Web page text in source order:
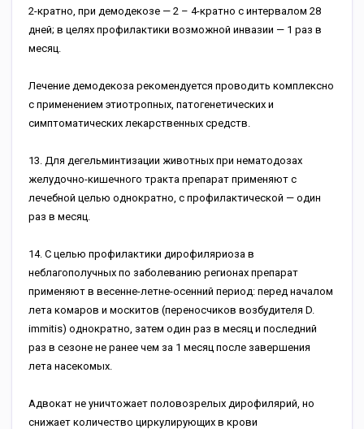
2-кратно, при демодекозе — 2 – 4-кратно с интервалом 28
дней; в целях профилактики возможной инвазии — 1 раз в
месяц.
Лечение демодекоза рекомендуется проводить комплексно
с применением этиотропных, патогенетических и
симптоматических лекарственных средств.
13. Для дегельминтизации животных при нематодозах
желудочно-кишечного тракта препарат применяют с
лечебной целью однократно, с профилактической — один
раз в месяц.
14. С целью профилактики дирофиляриоза в
неблагополучных по заболеванию регионах препарат
применяют в весенне-летне-осенний период: перед началом
лета комаров и москитов (переносчиков возбудителя D.
immitis) однократно, затем один раз в месяц и последний
раз в сезоне не ранее чем за 1 месяц после завершения
лета насекомых.
Адвокат не уничтожает половозрелых дирофилярий, но
снижает количество циркулирующих в крови